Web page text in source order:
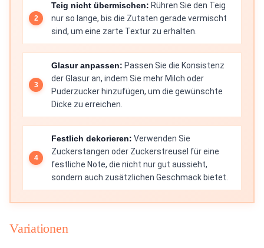
Teig nicht übermischen: Rühren Sie den Teig
nur so lange, bis die Zutaten gerade vermischt
sind, um eine zarte Textur zu erhalten.
Glasur anpassen: Passen Sie die Konsistenz
der Glasur an, indem Sie mehr Milch oder
Puderzucker hinzufügen, um die gewünschte
Dicke zu erreichen.
Festlich dekorieren: Verwenden Sie
Zuckerstangen oder Zuckerstreusel für eine
festliche Note, die nicht nur gut aussieht,
sondern auch zusätzlichen Geschmack bietet.
Variationen